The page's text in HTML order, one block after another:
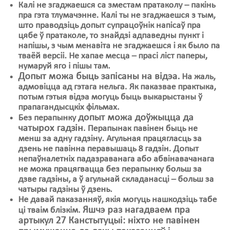
Калі не згаджаешся са зместам пратаколу – пакінь
пра гэта тлумачэнне. Калі ты не згаджаешся з тым,
што праводзіць допыт супрацоўнік напісаў пра
цябе ў пратаколе, то знайдзі адпаведны пункт і
напішы, з чым менавіта не згаджаешся і як было па
тваёй версіі. Не хапае месца – прасі ліст паперы,
нумаруй яго і пішы там.
Допыт можа быць запісаны на відэа. На жаль,
адмовіцца ад гэтага нельга. Як паказвае практыка,
потым гэтыя відэа могуць быць выкарыстаны ў
прапагандысцкіх фільмах.
Без перапынкудопыт можа доўжыцца да
чатырох гадзін. Перапынак павінен быць не
менш за адну гадзіну. Агульная працягласць за
дзень не павінна перавышаць 8 гадзін. Допыт
непаўналетніх падазраванага або абвінавачанага
не можа працягвацца без перапынку больш за
дзве гадзіны, а ў агульнай складанасці – больш за
чатыры гадзіны ў дзень.
Не давай паказанняў, якія могуць нашкодзіць табе
ці тваім блізкім. Яшчэ раз нагадваем пра
артыкул 27 Канстытуцыі: ніхто не павінен